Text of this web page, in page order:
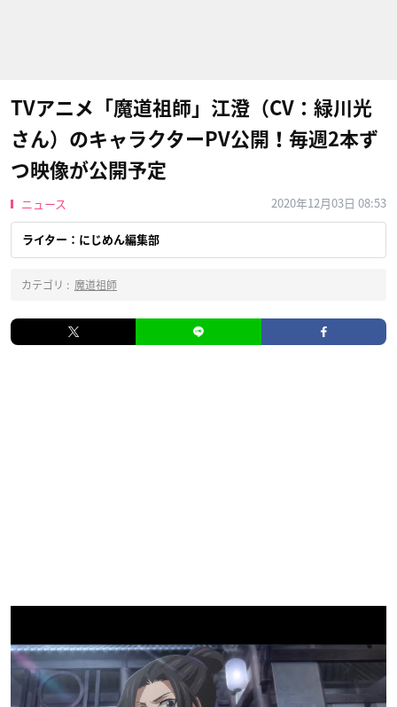
TVアニメ「魔道祖師」江澄（CV：緑川光
さん）のキャラクターPV公開！毎週2本ず
つ映像が公開予定
ニュース 2020年12月03日 08:53
ライター：にじめん編集部
カテゴリ : 魔道祖師